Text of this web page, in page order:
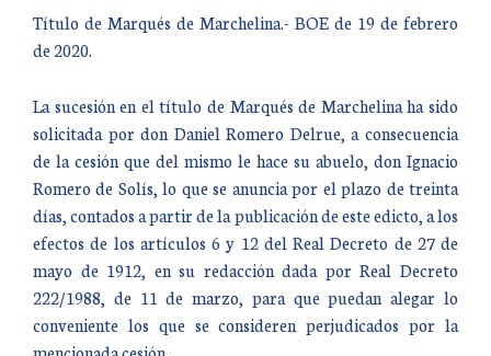
Título de Marqués de Marchelina.- BOE de 19 de febrero
de 2020.
La sucesión en el título de Marqués de Marchelina ha sido
solicitada por don Daniel Romero Delrue, a consecuencia
de la cesión que del mismo le hace su abuelo, don Ignacio
Romero de Solís, lo que se anuncia por el plazo de treinta
días, contados a partir de la publicación de este edicto, a los
efectos de los artículos 6 y 12 del Real Decreto de 27 de
mayo de 1912, en su redacción dada por Real Decreto
222/1988, de 11 de marzo, para que puedan alegar lo
conveniente los que se consideren perjudicados por la